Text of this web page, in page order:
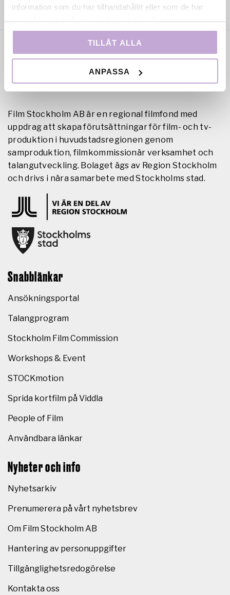
information som du har tillhandahållit eller som de har
TILLÅT ALLA
ANPASSA
Film Stockholm AB är en regional filmfond med
uppdrag att skapa förutsättningar för film- och tv-
produktion i huvudstadsregionen genom
samproduktion, filmkommissionär verksamhet och
talangutveckling. Bolaget ägs av Region Stockholm
och drivs i nära samarbete med Stockholms stad.
Snabblänkar
Ansökningsportal
Talangprogram
Stockholm Film Commission
Workshops & Event
STOCKmotion
Sprida kortfilm på Viddla
People of Film
Användbara länkar
Nyheter och info
Nyhetsarkiv
Prenumerera på vårt nyhetsbrev
Om Film Stockholm AB
Hantering av personuppgifter
Tillgänglighetsredogörelse
Kontakta oss